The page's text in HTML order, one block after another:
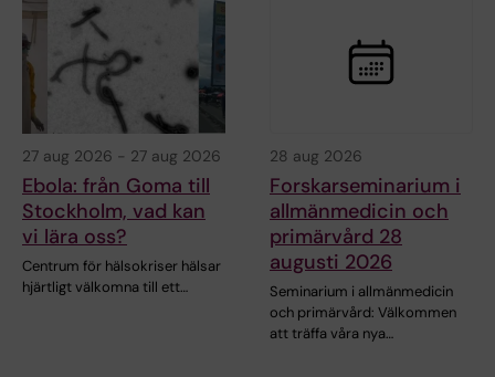
27 aug 2026 - 27 aug 2026
Ebola: från Goma till
Stockholm, vad kan
vi lära oss?
Centrum för hälsokriser hälsar
hjärtligt välkomna till ett…
28 aug 2026
Forskarseminarium i
allmänmedicin och
primärvård 28
augusti 2026
Seminarium i allmänmedicin
och primärvård: Välkommen
att träffa våra nya…